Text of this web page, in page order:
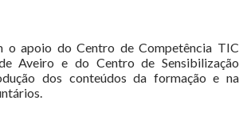
o apoio do Centro de Competência TIC
Aveiro e do Centro de Sensibilização
dos conteúdos da formação e na